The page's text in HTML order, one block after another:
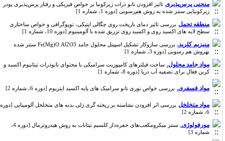
منحنی پرس‌پذیری تاثیر افزودن نانو ذرات زیرکونیا بر خواص فیزیکی و رفتار پرس‌پذیری پودر
زیرکونیایی سنتز شده به روش هم‌رسوبی [دوره 1، شماره 1]
منطقه تحمل بررسی تاثیر دمای بازپخت روی چگالی اپتیکی، توپوگرافی و خواص ساختاری
سطح لایه های اکسید روی و اکسید روی تزریق شده با آلومینیوم [دوره 10، شماره 1]
منیزیم کلرید.
بررسی سازوکار تشکیل اسپینل محلول جامد Fe(Mg)O.Al2O3 سنتز شده
بهروش هم رسوبی [دوره 3، شماره 1]
مواد جامد محلول. ساخت فیلترهای کامپوزیت سرامیکی با محتوای نانوذرات تیتانیوم اکسید و
کربن فعال برای تصفیه آب دریا [دوره 8، شماره 1]
مواد فسفری. بررسی خواص نوری نانو سرامیک های پایه اکسید ایتریوم [دوره 6، شماره 2]
مواد متخلخل بررسی اثر افزودن نشاسته بر ریخته گری ژلی بدنه های متخلخل آلومینایی [دوره
مورفولوژی.
سنتز میکرومکعب‌های حفره‌دار کلسیم تیتانات به روش هیدروترمال [دوره 4،
شماره 3]